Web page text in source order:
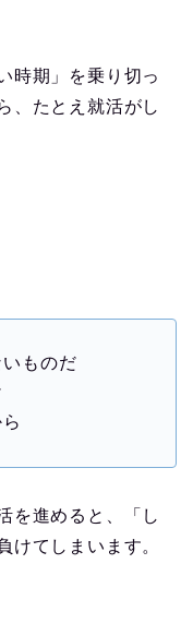
時期」を乗り切っ
、たとえ就活がし
ものだ
を進めると、「し
けてしまいます。